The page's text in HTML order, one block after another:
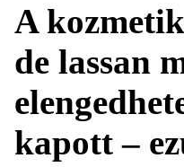
A
de lassan
kapott –